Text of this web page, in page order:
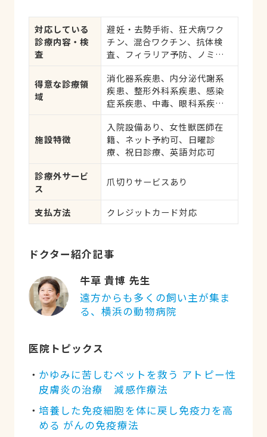
対応している
診療内容・検
査
避妊・去勢手術、狂犬病ワク
チン、混合ワクチン、抗体検
査、フィラリア予防、ノミ・
応、健康診断、各種検査、外
科手術
得意な診療領
域
消化器系疾患、内分泌代謝系
疾患、整形外科系疾患、感染
症系疾患、中毒、眼科系疾
すい臓系疾患、血液・免疫系
疾患、耳系疾患、寄生虫、心
の病気、皮膚系疾患、呼吸器
筋肉系疾患、生殖器系疾患、
腫瘍・がん、アレルギー、歯
施設特徴
入院設備あり、女性獣医師在
籍、ネット予約可、日曜診
療、祝日診療、英語対応可
診療外サービ
ス
爪切りサービスあり
支払方法 クレジットカード対応
ドクター紹介記事
牛草 貴博 先生
遠方からも多くの飼い主が集ま
る、横浜の動物病院
医院トピックス
かゆみに苦しむペットを救う アトピー性
皮膚炎の治療 減感作療法
培養した免疫細胞を体に戻し免疫力を高
める がんの免疫療法